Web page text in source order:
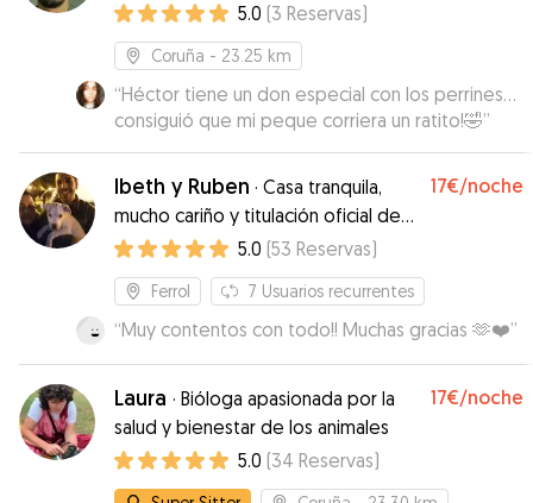
5.0 (3 Reservas)
Coruña - 23.25 km
“Héctor tiene un don especial con los perrines...
consiguió que mi peque corriera un ratito!🤣”
Ibeth y Ruben · Casa tranquila,
mucho cariño y titulación oficial de
adiestrador canino
17€/noche
5.0 (53 Reservas)
Ferrol 7 Usuarios recurrentes
“Muy contentos con todo!! Muchas gracias 🫶❤️”
Laura · Bióloga apasionada por la
salud y bienestar de los animales
17€/noche
5.0 (34 Reservas)